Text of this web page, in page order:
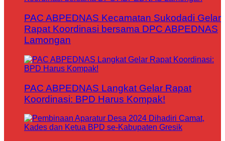
PAC ABPEDNAS Kecamatan Sukodadi Gelar
Rapat Koordinasi bersama DPC ABPEDNAS
Lamongan
PAC ABPEDNAS Langkat Gelar Rapat
Koordinasi: BPD Harus Kompak!